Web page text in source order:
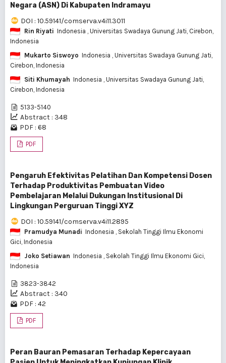
Negara (ASN) Di Kabupaten Indramayu
DOI : 10.59141/comserva.v4i11.3011
Rin Riyati Indonesia , Universitas Swadaya Gunung Jati, Cirebon,
Indonesia
Mukarto Siswoyo Indonesia , Universitas Swadaya Gunung Jati,
Cirebon, Indonesia
Siti Khumayah Indonesia , Universitas Swadaya Gunung Jati,
Cirebon, Indonesia
5133-5140
Abstract : 348
PDF : 68
PDF
Pengaruh Efektivitas Pelatihan Dan Kompetensi Dosen
Terhadap Produktivitas Pembuatan Video
Pembelajaran Melalui Dukungan Institusional Di
Lingkungan Perguruan Tinggi XYZ
DOI : 10.59141/comserva.v4i11.2895
Pramudya Munadi Indonesia
, Sekolah Tinggi Ilmu Ekonomi
Gici, Indonesia
Joko Setiawan Indonesia
, Sekolah Tinggi Ilmu Ekonomi Gici,
Indonesia
3823-3842
Abstract : 340
PDF : 42
PDF
Peran Bauran Pemasaran Terhadap Kepercayaan